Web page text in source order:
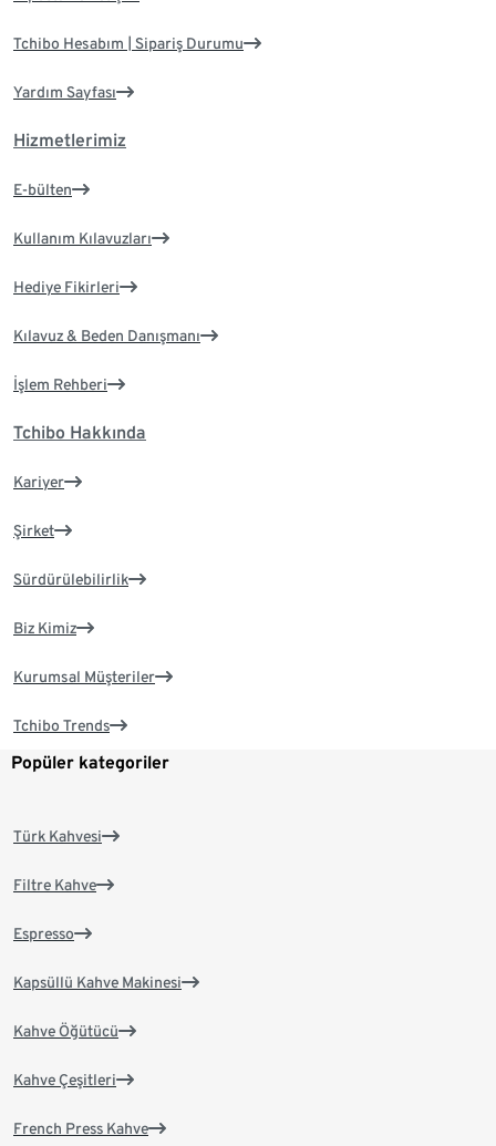
Tchibo Hesabım | Sipariş Durumu
Yardım Sayfası
Hizmetlerimiz
E-bülten
Kullanım Kılavuzları
Hediye Fikirleri
Kılavuz & Beden Danışmanı
İşlem Rehberi
Tchibo Hakkında
Kariyer
Şirket
Sürdürülebilirlik
Biz Kimiz
Kurumsal Müşteriler
Tchibo Trends
Popüler kategoriler
Türk Kahvesi
Filtre Kahve
Espresso
Kapsüllü Kahve Makinesi
Kahve Öğütücü
Kahve Çeşitleri
French Press Kahve